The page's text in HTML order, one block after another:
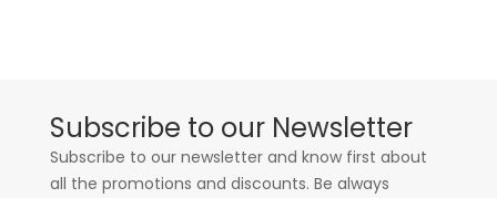
Subscribe to our Newsletter
Subscribe to our newsletter and know first about
all the promotions and discounts. Be always